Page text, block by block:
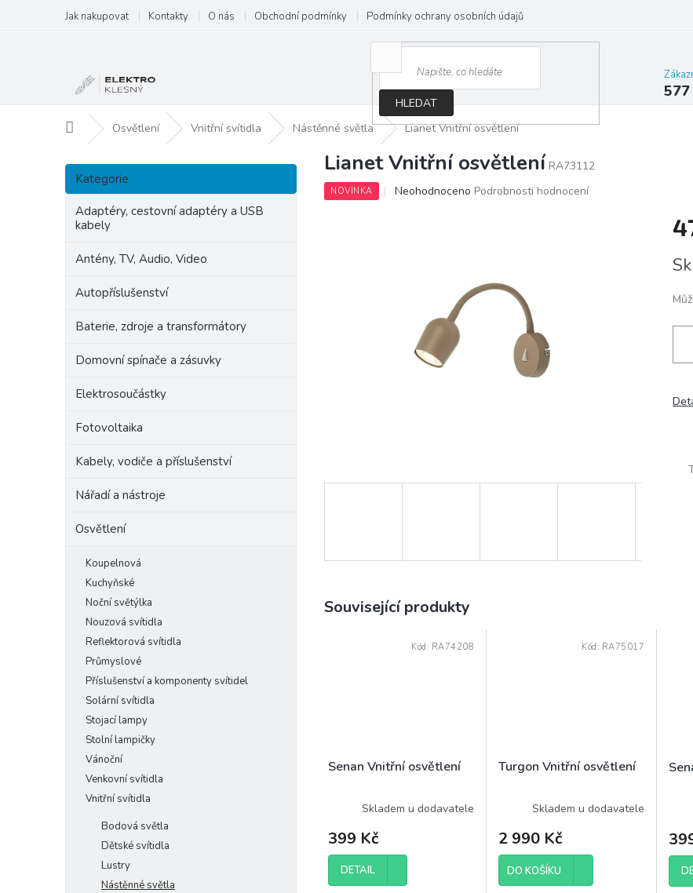
obsah
Jak nakupovat Kontakty O nás Obchodní podmínky Podmínky ochrany osobních údajů
HLEDAT
Domů Osvětlení Vnitřní svítidla Nástěnné světla Lianet Vnitřní osvětlení
P
s
Přeskočit
kategorie
Kategorie
Adaptéry, cestovní adaptéry a USB
kabely
Antény, TV, Audio, Video
Autopříslušenství
Baterie, zdroje a transformátory
Domovní spínače a zásuvky
Elektrosoučástky
Fotovoltaika
Kabely, vodiče a příslušenství
Nářadí a nástroje
Osvětlení
Koupelnová
Kuchyňské
Noční světýlka
Nouzová svítidla
Reflektorová svítidla
Průmyslové
Příslušenství a komponenty svítidel
Solární svítidla
Stojací lampy
Stolní lampičky
Vánoční
Venkovní svítidla
Vnitřní svítidla
Bodová světla
Dětské svítidla
Lustry
Nástěnné světla
Lianet Vnitřní osvětlení RA73112
NOVINKA
Průměrné
Neohodnoceno Podrobnosti hodnocení
Související produkty
Senan Vnitřní osvětlení
Skladem u dodavatele
399 Kč
DETAIL
Kód: RA74208
Turgon Vnitřní osvětlení
Skladem u dodavatele
2 990 Kč
DO KOŠÍKU
Kód: RA75017